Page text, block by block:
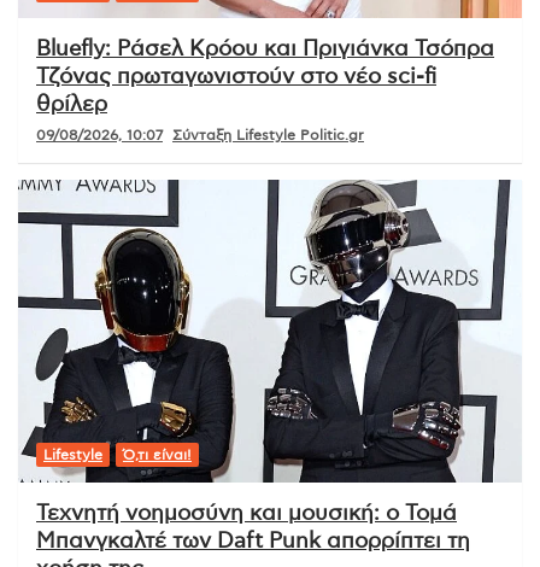
Bluefly: Ράσελ Κρόου και Πριγιάνκα Τσόπρα
Τζόνας πρωταγωνιστούν στο νέο sci-fi
θρίλερ
09/08/2026, 10:07 Σύνταξη Lifestyle Politic.gr
Lifestyle Ό,τι είναι!
Τεχνητή νοημοσύνη και μουσική: ο Τομά
Μπανγκαλτέ των Daft Punk απορρίπτει τη